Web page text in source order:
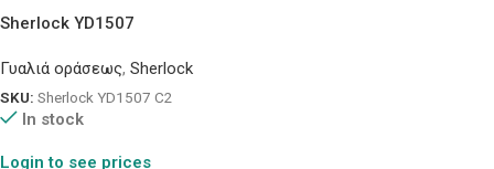
Sherlock YD1507
Γυαλιά οράσεως, Sherlock
SKU: Sherlock YD1507 C2
In stock
Login to see prices